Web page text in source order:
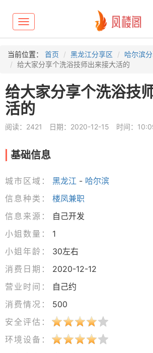
Toggle
navigation
当前位置： 首页 黑龙江分享区
哈尔滨
给大家分享个洗浴技师出来接大活的
给大家分享个洗浴技
活的
阅读：2421 日期：2020-12-15 时间：
基础信息
城市区域： 黑龙江 - 哈尔滨
信息种类：
楼凤兼职
信息来源：
自己开发
小姐数量：
1
小姐年龄：
30左右
消费日期：
2020-12-12
营业时间：
自己约
消费情况：
500
安全评估：
环境设备：